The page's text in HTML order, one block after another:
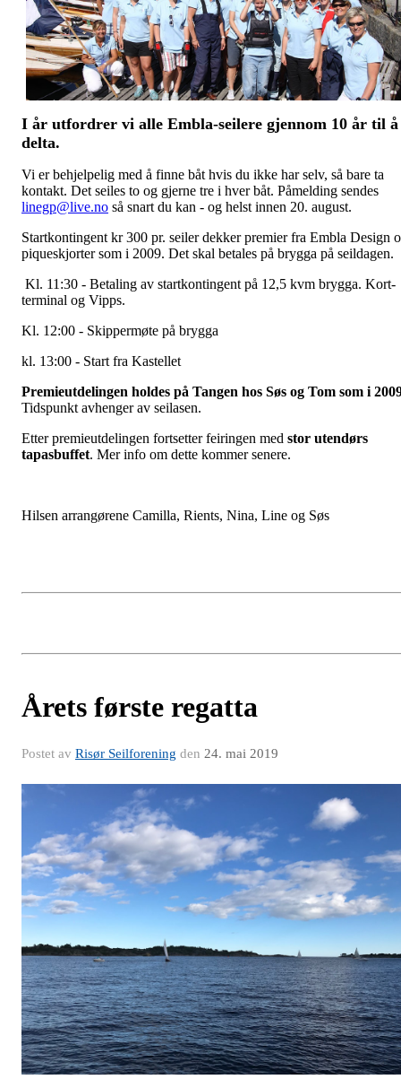
I år utfordrer vi alle Embla-seilere gjennom 10 år til å
delta.
Vi er behjelpelig med å finne båt hvis du ikke har selv, så bare ta
kontakt. Det seiles to og gjerne tre i hver båt. Påmelding sendes
linegp@live.no så snart du kan - og helst innen 20. august.
Startkontingent kr 300 pr. seiler dekker premier fra Embla Design
piqueskjorter som i 2009. Det skal betales på brygga på seildagen.
Kl. 11:30 - Betaling av startkontingent på 12,5 kvm brygga. Kort-
terminal og Vipps.
Kl. 12:00 - Skippermøte på brygga
kl. 13:00 - Start fra Kastellet
Premieutdelingen holdes på Tangen hos Søs og Tom som i
Tidspunkt avhenger av seilasen.
Etter premieutdelingen fortsetter feiringen med stor utendørs
tapasbuffet. Mer info om dette kommer senere.
Hilsen arrangørene Camilla, Rients, Nina, Line og Søs
Årets første regatta
Postet av Risør Seilforening den 24. mai 2019